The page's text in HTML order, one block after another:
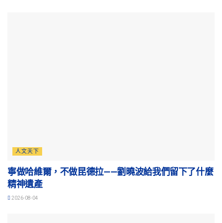
人文天下
寧做哈維爾，不做昆德拉——劉曉波給我們留下了什麼
精神遺產
2026-08-04